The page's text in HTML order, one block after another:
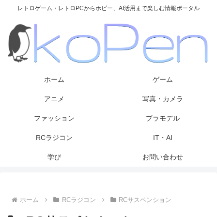
レトロゲーム・レトロPCからホビー、AI活用まで楽しむ情報ポータル
ホーム ゲーム
アニメ 写真・カメラ
ファッション プラモデル
RCラジコン IT・AI
学び お問い合わせ
ホーム RCラジコン RCサスペンション